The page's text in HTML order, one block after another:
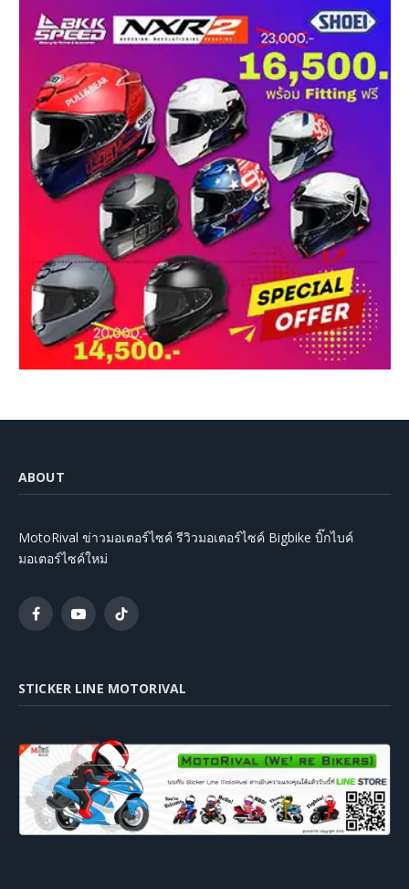
ABOUT
MotoRival ข่าวมอเตอร์ไซค์ รีวิวมอเตอร์ไซค์ Bigbike บิ๊กไบค์
มอเตอร์ไซค์ใหม่
FacebookYouTubeTikTok
STICKER LINE MOTORIVAL